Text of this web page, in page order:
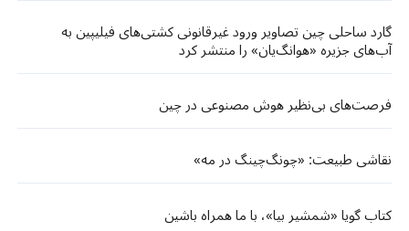
گارد ساحلی چین تصاویر ورود غیرقانونی کشتی‌های فیلیپین به
آب‌های جزیره‌ «هوانگ‌یان» را منتشر کرد
فرصت‌های بی‌نظیر هوش مصنوعی در چین
نقاشی طبیعت: «چونگ‌چینگ در مه»
کتاب گویا «شمشیر بیا»، با ما همراه باشین